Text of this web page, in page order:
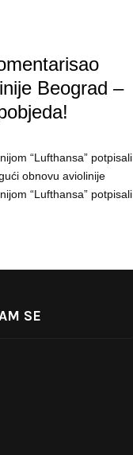
Beograd –
“Lufthansa” potpisali
obnovu aviolinije
“Lufthansa” potpisali
SE